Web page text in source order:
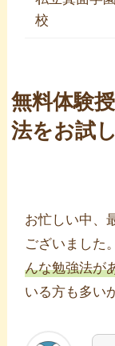
校
無料体験
法をお試
お忙しい中、
ございました
んな勉強法が
いる方も多い